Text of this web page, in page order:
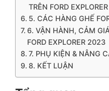
TRÊN FORD
5. CÁC HÀNG GHẾ
6. VẬN HÀNH, CẢM
FORD EXPLORER 2023
7. PHỤ KIỆN & NÂNG
8. KẾT LUẬN